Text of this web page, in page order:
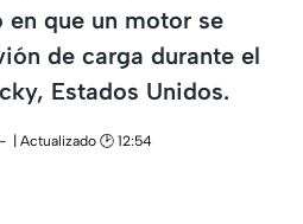
que un motor se
de carga durante el
Estados Unidos.
| Actualizado 🕑 12:54